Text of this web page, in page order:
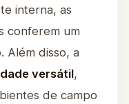
interna, as
conferem um
Além disso, a
versátil,
de campo